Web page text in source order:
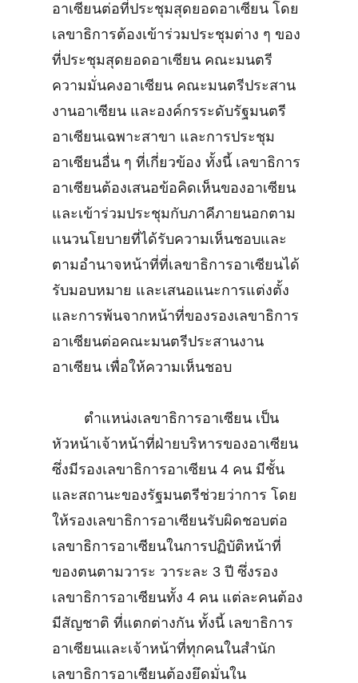
อาเซียนต่อที่ประชุมสุดยอดอาเซียน โดย
เลขาธิการต้องเข้าร่วมประชุมต่าง ๆ ของ
ที่ประชุมสุดยอดอาเซียน คณะมนตรี
ความมั่นคงอาเซียน คณะมนตรีประสาน
งานอาเซียน และองค์กรระดับรัฐมนตรี
อาเซียนเฉพาะสาขา และการประชุม
อาเซียนอื่น ๆ ที่เกี่ยวข้อง ทั้งนี้ เลขาธิการ
อาเซียนต้องเสนอข้อคิดเห็นของอาเซียน
และเข้าร่วมประชุมกับภาคีภายนอกตาม
แนวนโยบายที่ได้รับความเห็นชอบและ
ตามอำนาจหน้าที่ที่เลขาธิการอาเซียนได้
รับมอบหมาย และเสนอแนะการแต่งตั้ง
และการพ้นจากหน้าที่ของรองเลขาธิการ
อาเซียนต่อคณะมนตรีประสานงาน
อาเซียน เพื่อให้ความเห็นชอบ
ตำแหน่งเลขาธิการอาเซียน เป็น
หัวหน้าเจ้าหน้าที่ฝ่ายบริหารของอาเซียน
ซึ่งมีรองเลขาธิการอาเซียน 4 คน มีชั้น
และสถานะของรัฐมนตรีช่วยว่าการ โดย
ให้รองเลขาธิการอาเซียนรับผิดชอบต่อ
เลขาธิการอาเซียนในการปฏิบัติหน้าที่
ของตนตามวาระ วาระละ 3 ปี ซึ่งรอง
เลขาธิการอาเซียนทั้ง 4 คน แต่ละคนต้อง
มีสัญชาติ ที่แตกต่างกัน ทั้งนี้ เลขาธิการ
อาเซียนและเจ้าหน้าที่ทุกคนในสำนัก
เลขาธิการอาเซียนต้องยึดมั่นใน